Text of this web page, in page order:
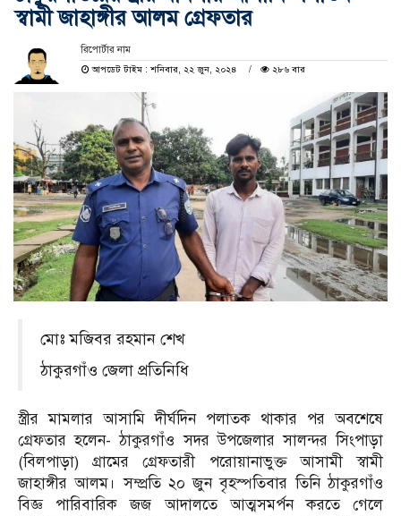
স্বামী জাহাঙ্গীর আলম গ্রেফতার
রিপোর্টার নাম
আপডেট টাইম : শনিবার, ২২ জুন, ২০২৪
২৮৬ বার
মোঃ মজিবর রহমান শেখ
ঠাকুরগাঁও জেলা প্রতিনিধি
স্ত্রীর মামলার আসামি দীর্ঘদিন পলাতক থাকার পর অবশেষে
গ্রেফতার হলেন- ঠাকুরগাঁও সদর উপজেলার সালন্দর সিংপাড়া
(বিলপাড়া) গ্রামের গ্রেফতারী পরোয়ানাভুক্ত আসামী স্বামী
জাহাঙ্গীর আলম। সম্প্রতি ২০ জুন বৃহস্পতিবার তিনি ঠাকুরগাঁও
বিজ্ঞ পারিবারিক জজ আদালতে আত্মসমর্পন করতে গেলে